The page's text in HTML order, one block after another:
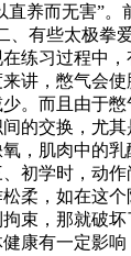
直养而无害”。
、有些太极拳
练习过程中
讲，憋气会
。而且由于
的交换，尤
，肌肉中的
初学时，动
柔，如在这
束，那就破
康有一定影响